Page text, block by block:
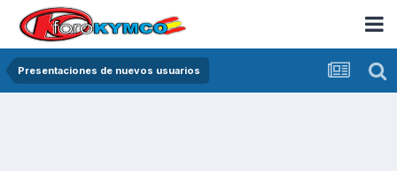
Presentaciones de nuevos usuarios